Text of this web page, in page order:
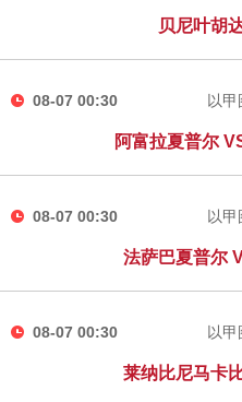
贝尼叶胡
08-07 00:30 以甲
阿富拉夏普尔
08-07 00:30 以甲
法萨巴夏普尔
08-07 00:30 以甲
莱纳比尼马卡